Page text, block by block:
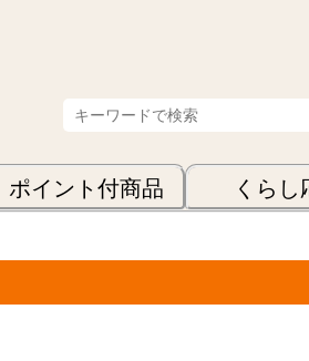
ポイント付商品 くらし